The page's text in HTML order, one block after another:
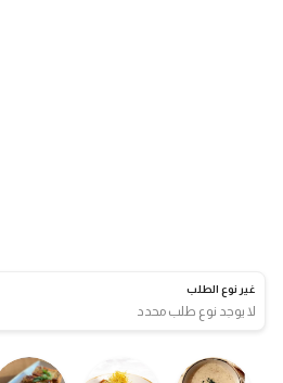
غير نوع الطلب
لا يوجد نوع طلب محدد